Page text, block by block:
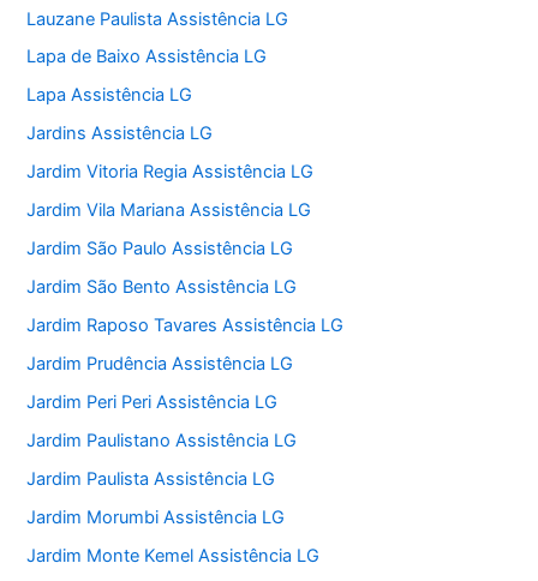
Lauzane Paulista Assistência LG
Lapa de Baixo Assistência LG
Lapa Assistência LG
Jardins Assistência LG
Jardim Vitoria Regia Assistência LG
Jardim Vila Mariana Assistência LG
Jardim São Paulo Assistência LG
Jardim São Bento Assistência LG
Jardim Raposo Tavares Assistência LG
Jardim Prudência Assistência LG
Jardim Peri Peri Assistência LG
Jardim Paulistano Assistência LG
Jardim Paulista Assistência LG
Jardim Morumbi Assistência LG
Jardim Monte Kemel Assistência LG